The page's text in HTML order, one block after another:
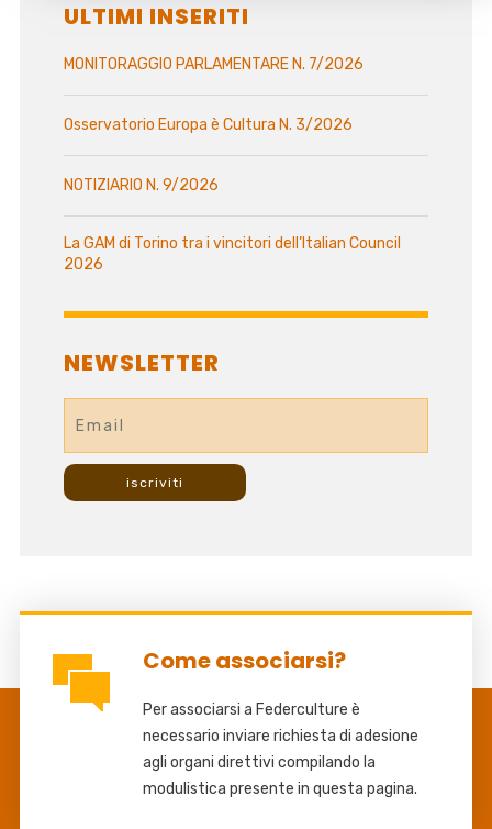
ULTIMI INSERITI
MONITORAGGIO PARLAMENTARE N. 7/2026
Osservatorio Europa è Cultura N. 3/2026
NOTIZIARIO N. 9/2026
La GAM di Torino tra i vincitori dell’Italian Council
2026
NEWSLETTER
Come associarsi?
Per associarsi a Federculture è
necessario inviare richiesta di adesione
agli organi direttivi compilando la
modulistica presente in questa pagina.